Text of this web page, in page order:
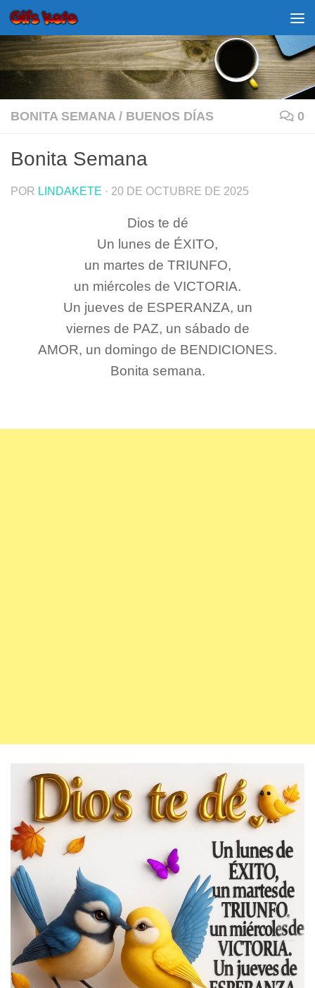
Saltar al contenido
BONITA SEMANA / BUENOS DÍAS 0
Bonita Semana
POR LINDAKETE · 20 DE OCTUBRE DE 2025
Dios te dé
Un lunes de ÉXITO,
un martes de TRIUNFO,
un miércoles de VICTORIA.
Un jueves de ESPERANZA, un
viernes de PAZ, un sábado de
AMOR, un domingo de BENDICIONES.
Bonita semana.